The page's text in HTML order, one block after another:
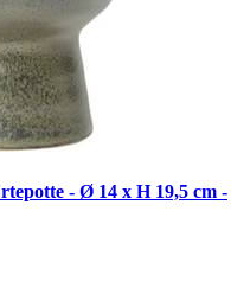
- Ø 14 x H 19,5 cm -